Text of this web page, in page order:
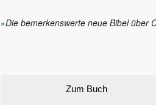
»Die bemerkenswerte neue Bibel über
Zum Buch